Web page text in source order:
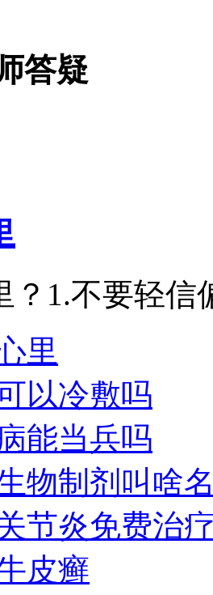
答疑
？1.不要轻
里
以冷敷吗
能当兵吗
物制剂叫啥
节炎免费治
皮癣